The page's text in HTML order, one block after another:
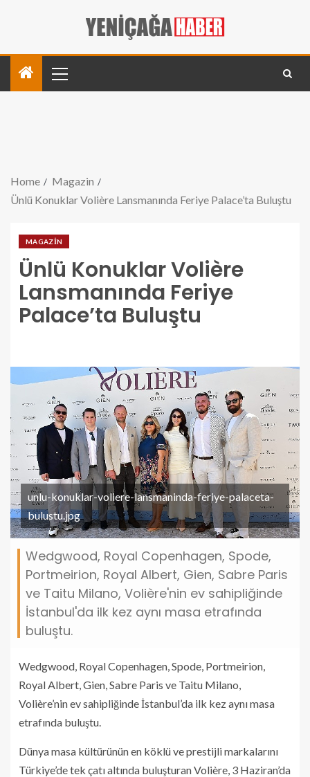
Home
Magazin
Ünlü Konuklar Volière Lansmanında Feriye Palace’ta Buluştu
MAGAZIN
Ünlü Konuklar Volière
Lansmanında Feriye
Palace’ta Buluştu
unlu-konuklar-voliere-lansmaninda-feriye-palaceta-
bulustu.jpg
Wedgwood, Royal Copenhagen, Spode,
Portmeirion, Royal Albert, Gien, Sabre Paris
ve Taitu Milano, Volière'nin ev sahipliğinde
İstanbul'da ilk kez aynı masa etrafında
buluştu.
Wedgwood, Royal Copenhagen, Spode, Portmeirion,
Royal Albert, Gien, Sabre Paris ve Taitu Milano,
Volière’nin ev sahipliğinde İstanbul’da ilk kez aynı masa
etrafında buluştu.
Dünya masa kültürünün en köklü ve prestijli markalarını
Türkiye’de tek çatı altında buluşturan Volière, 3 Haziran’da